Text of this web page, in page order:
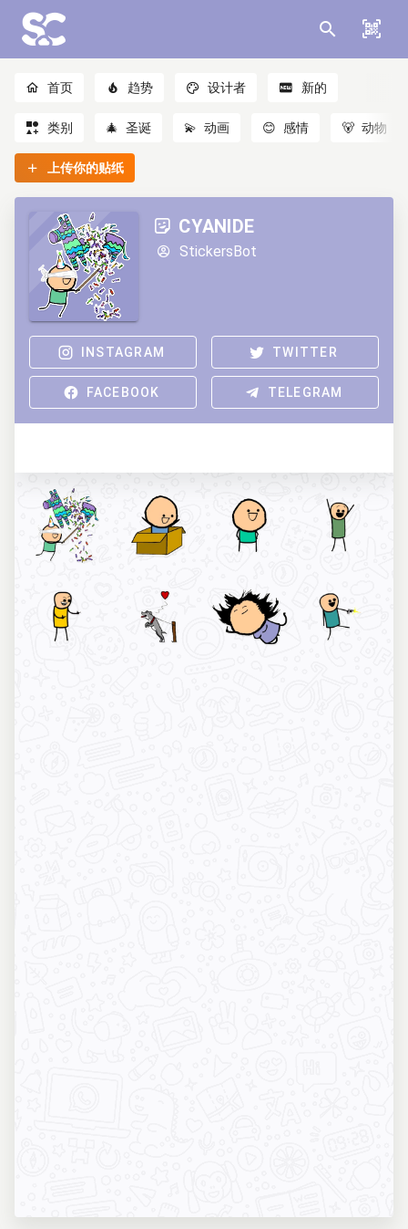
首页 趋势 设计者 新的
类别 🎄 圣诞 💫 动画 😊 感情 🐻 动物
上传你的贴纸
CYANIDE
StickersBot
INSTAGRAM TWITTER
FACEBOOK TELEGRAM